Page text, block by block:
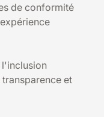
de conformité
et